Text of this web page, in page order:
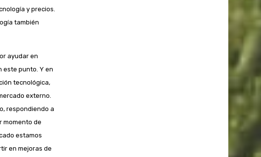
y precios.
también
ayudar en
este punto. Y en
tecnológica,
externo.
respondiendo a
momento de
estamos
en mejoras de